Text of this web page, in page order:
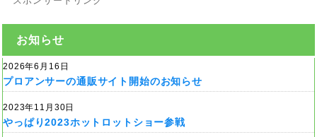
お知らせ
2026年6月16日
プロアンサーの通販サイト開始のお知らせ
2023年11月30日
やっぱり2023ホットロットショー参戦